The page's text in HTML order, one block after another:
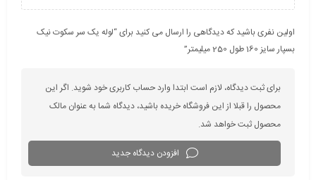
اولین نفری باشید که دیدگاهی را ارسال می کنید برای “لوله یک سر سکوت نیک
بسپار سایز 160 طول 250 میلیمتر”
برای ثبت دیدگاه، لازم است ابتدا وارد حساب کاربری خود شوید. اگر این
محصول را قبلا از این فروشگاه خریده باشید، دیدگاه شما به عنوان مالک
محصول ثبت خواهد شد.
افزودن دیدگاه جدید